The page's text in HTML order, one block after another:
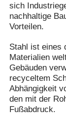
Über uns
Fabrik Tour
sich
nachhaltige
Vorteilen.
Stahl ist eines
Materialien
Gebäuden
recyceltem
Abhängigkeit
den mit der
Fußabdruck.